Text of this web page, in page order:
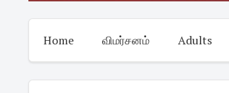
Home விமர்சனம் Adults